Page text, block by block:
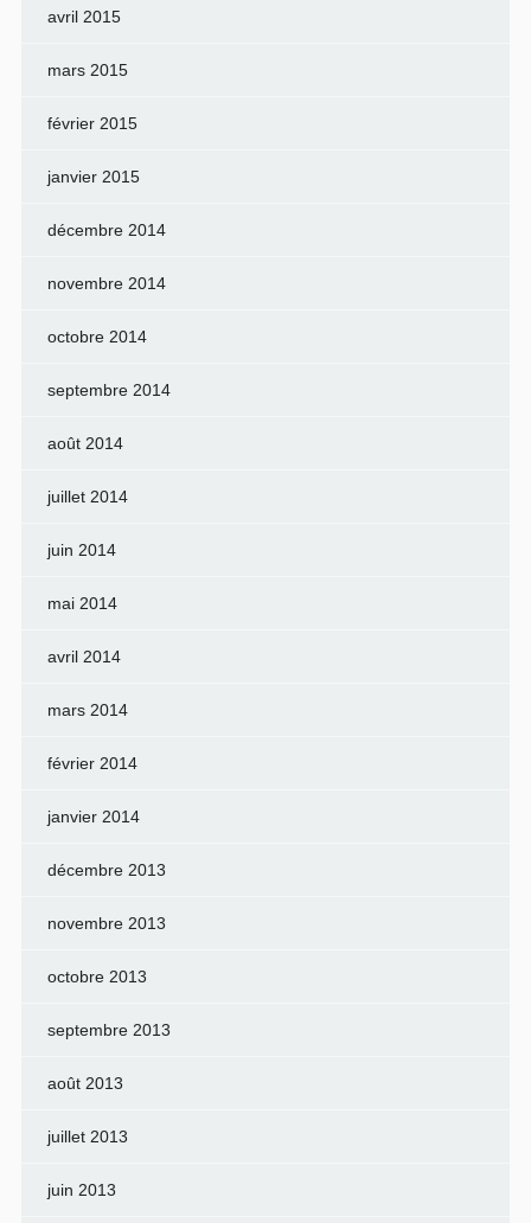
avril 2015
mars 2015
février 2015
janvier 2015
décembre 2014
novembre 2014
octobre 2014
septembre 2014
août 2014
juillet 2014
juin 2014
mai 2014
avril 2014
mars 2014
février 2014
janvier 2014
décembre 2013
novembre 2013
octobre 2013
septembre 2013
août 2013
juillet 2013
juin 2013